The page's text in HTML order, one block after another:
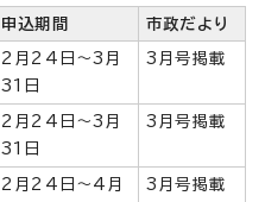
申込期間 市政だより
2月24日～3月
31日
3月号掲載
2月24日～3月
31日
3月号掲載
2月24日～4月
3月号掲載